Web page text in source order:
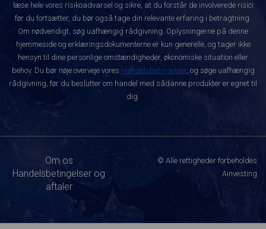
læse hele vores risikoadvarsel og sikre, at du forstår de involverede risici
før du fortsætter, du bør også tage din relevante erfaring i betragtning.
Om nødvendigt, søg uafhængig rådgivning. Oplysningerne på denne
hjemmeside og erklæringsdokumenterne er kun generelle, og tager ikke
hensyn til dine personlige omstændigheder, økonomiske situation eller
behov. Du bør nøje overveje vores Handelsbetingelser, og søge uafhængig
rådgivning, før du beslutter om handel med sådanne produkter er egnet til
dig.
Om os
Handelsbetingelser og
aftaler
© Alle rettigheder forbeholdes
Ainvesting